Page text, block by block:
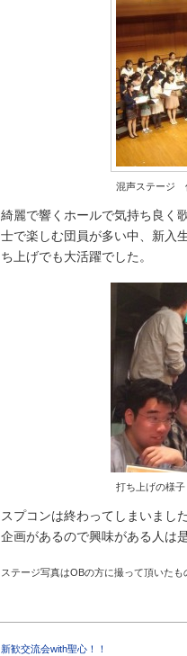
混声ステージ
綺麗で響くホールで気持ち良く
士で楽しむ団員が多い中、新入
ち上げでも大活躍でした。
打ち上げの様子
スプコンは終わってしまいまし
企画があるので興味がある人は
ステージ写真はOBの方に撮って頂いたも
新歓交流会with聖心！！